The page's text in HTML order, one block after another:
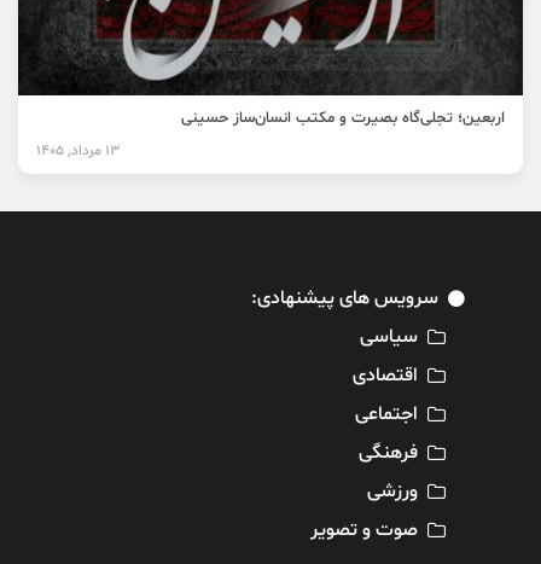
اربعین؛ تجلی‌گاه بصیرت و مکتب انسان‌ساز حسینی
13 مرداد, 1405
سرویس های پیشنهادی:
سیاسی
اقتصادی
اجتماعی
فرهنگی
ورزشی
صوت و تصویر